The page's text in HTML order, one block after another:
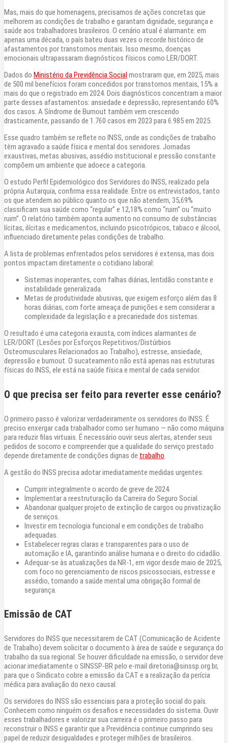
Mas, mais do que homenagens, precisamos de ações concretas que
melhorem as condições de trabalho e garantam dignidade, segurança e
saúde aos trabalhadores brasileiros. O cenário atual é alarmante: em
apenas uma década, o país bateu duas vezes o recorde histórico de
afastamentos por transtornos mentais. Isso mesmo, doenças
emocionais ultrapassaram diagnósticos físicos como LER/DORT.
Dados do Ministério da Previdência Social mostraram que, em 2025, mais
de 500 mil benefícios foram concedidos por transtornos mentais, 15% a
mais do que o registrado em 2024. Dois diagnósticos concentram a maior
parte desses afastamentos: ansiedade e depressão, representando 60%
dos casos. A Síndrome de Burnout também vem crescendo
drasticamente, passando de 1.760 casos em 2023 para 6.985 em 2025.
Esse quadro também se reflete no INSS, onde as condições de trabalho
têm agravado a saúde física e mental dos servidores. Jornadas
exaustivas, metas abusivas, assédio institucional e pressão constante
compõem um ambiente que adoece a categoria.
O estudo Perfil Epidemiológico dos Servidores do INSS, realizado pela
própria Autarquia, confirma essa realidade. Entre os entrevistados, tanto
os que atendem ao público quanto os que não atendem, 35,69%
classificam sua saúde como “regular” e 12,18% como “ruim” ou “muito
ruim”. O relatório também aponta aumento no consumo de substâncias
lícitas, ilícitas e medicamentos, incluindo psicotrópicos, tabaco e álcool,
influenciado diretamente pelas condições de trabalho.
A lista de problemas enfrentados pelos servidores é extensa, mas dois
pontos impactam diretamente o cotidiano laboral:
Sistemas inoperantes, com falhas diárias, lentidão constante e
instabilidade generalizada.
Metas de produtividade abusivas, que exigem esforço além das 8
horas diárias, com forte ameaça de punições e sem considerar a
complexidade da legislação e a precariedade dos sistemas.
O resultado é uma categoria exausta, com índices alarmantes de
LER/DORT (Lesões por Esforços Repetitivos/Distúrbios
Osteomusculares Relacionados ao Trabalho), estresse, ansiedade,
depressão e burnout. O sucateamento não está apenas nas estruturas
físicas do INSS, ele está na saúde física e mental de cada servidor.
O que precisa ser feito para reverter esse cenário?
O primeiro passo é valorizar verdadeiramente os servidores do INSS. É
preciso enxergar cada trabalhador como ser humano — não como máquina
para reduzir filas virtuais. É necessário ouvir seus alertas, atender seus
pedidos de socorro e compreender que a qualidade do serviço prestado
depende diretamente de condições dignas de trabalho.
A gestão do INSS precisa adotar imediatamente medidas urgentes:
Cumprir integralmente o acordo de greve de 2024.
Implementar a reestruturação da Carreira do Seguro Social.
Abandonar qualquer projeto de extinção de cargos ou privatização
de serviços.
Investir em tecnologia funcional e em condições de trabalho
adequadas.
Estabelecer regras claras e transparentes para o uso de
automação e IA, garantindo análise humana e o direito do cidadão.
Adequar-se às atualizações da NR-1, em vigor desde maio de 2025,
com foco no gerenciamento de riscos psicossociais, estresse e
assédio, tornando a saúde mental uma obrigação formal de
segurança.
Emissão de CAT
Servidores do INSS que necessitarem de CAT (Comunicação de Acidente
de Trabalho) devem solicitar o documento à área de saúde e segurança do
trabalho da sua regional. Se houver dificuldade na emissão, o servidor deve
acionar imediatamente o SINSSP-BR pelo e-mail diretoria@sinssp.org.br,
para que o Sindicato cobre a emissão da CAT e a realização da perícia
médica para avaliação do nexo causal.
Os servidores do INSS são essenciais para a proteção social do país.
Conhecem como ninguém os desafios e necessidades do sistema. Ouvir
esses trabalhadores e valorizar sua carreira é o primeiro passo para
reconstruir o INSS e garantir que a Previdência continue cumprindo seu
papel de reduzir desigualdades e proteger milhões de brasileiros.